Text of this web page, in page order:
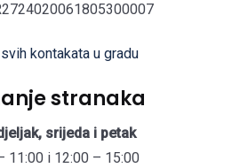
kontakata u gradu
stranaka
srijeda i petak
11:00 i 12:00 – 15:00